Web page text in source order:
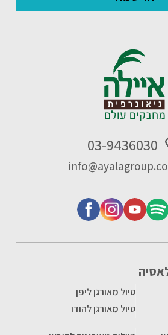
טיול מאורגן ליפן
טיול מאורגן להודו
03-9436030